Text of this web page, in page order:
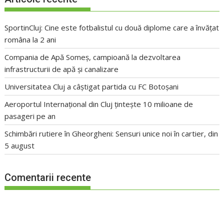
SportinCluj: Cine este fotbalistul cu două diplome care a învățat
româna la 2 ani
Compania de Apă Someș, campioană la dezvoltarea
infrastructurii de apă și canalizare
Universitatea Cluj a câștigat partida cu FC Botoșani
Aeroportul Internațional din Cluj țintește 10 milioane de
pasageri pe an
Schimbări rutiere în Gheorgheni: Sensuri unice noi în cartier, din
5 august
Comentarii recente